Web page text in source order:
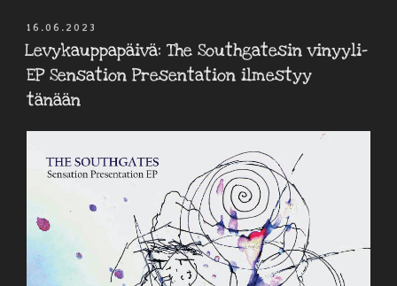
JULKAISTU
16.06.2023
Levykauppapäivä: The Southgatesin vinyyli-
EP Sensation Presentation ilmestyy
tänään